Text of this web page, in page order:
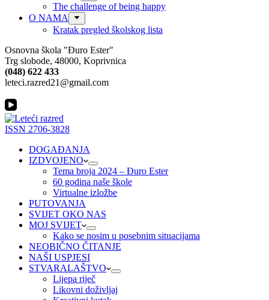
The challenge of being happy
O NAMA
Kratak pregled školskog lista
Osnovna škola "Đuro Ester"
Trg slobode, 48000, Koprivnica
(048) 622 433
leteci.razred21@gmail.com
ISSN 2706-3828
DOGAĐANJA
IZDVOJENO
Tema broja 2024 – Đuro Ester
60 godina naše škole
Virtualne izložbe
PUTOVANJA
SVIJET OKO NAS
MOJ SVIJET
Kako se nosim u posebnim situacijama
NEOBIČNO ČITANJE
NAŠI USPJESI
STVARALAŠTVO
Lijepa riječ
Likovni doživljaj